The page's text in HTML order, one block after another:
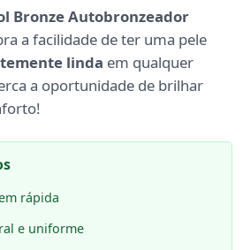
Bronze Autobronzeador
a facilidade de ter uma pele
linda em qualquer
a oportunidade de brilhar
rápida
e uniforme